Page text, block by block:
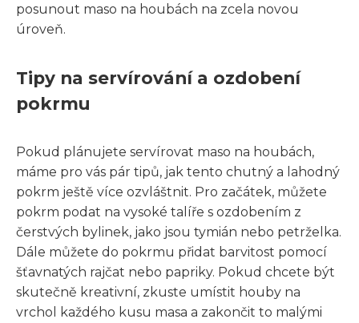
posunout maso na houbách na zcela novou
úroveň.
Tipy na servírování a ozdobení
pokrmu
Pokud plánujete servírovat maso na houbách,
máme pro vás pár tipů, jak tento chutný a lahodný
pokrm ještě více ozvláštnit. Pro začátek, můžete
pokrm podat na vysoké talíře s ozdobením z
čerstvých bylinek, jako jsou tymián nebo petrželka.
Dále můžete do pokrmu přidat barvitost pomocí
šťavnatých rajčat nebo papriky. Pokud chcete být
skutečně kreativní, zkuste umístit houby na
vrchol každého kusu masa a zakončit to malými